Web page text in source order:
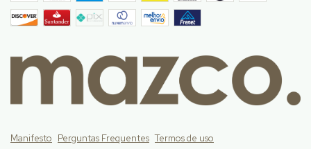
Manifesto Perguntas Frequentes Termos de uso